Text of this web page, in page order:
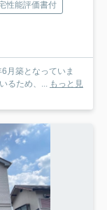
性能評価書付
月築となっていま
るため、... もっと見